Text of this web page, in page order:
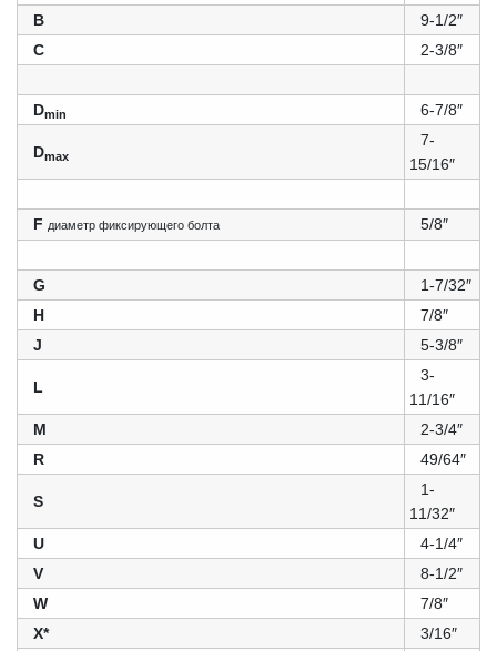
B
9-1/2″
C
2-3/8″
Dmin 6-7/8″
Dmax
7-
15/16″
F диаметр фиксирующего болта 5/8″
G
1-7/32″
H
7/8″
J
5-3/8″
L
3-
11/16″
M
2-3/4″
R
49/64″
S
1-
11/32″
U
4-1/4″
V
8-1/2″
W
7/8″
X*
3/16″